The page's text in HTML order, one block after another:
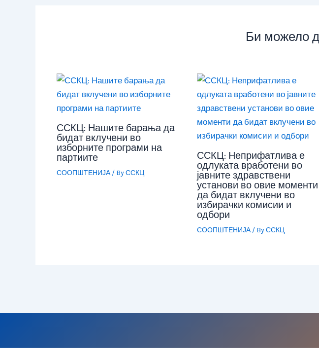
Би можело
ССКЦ: Нашите барања да
бидат вклучени во
изборните програми на
партиите
СООПШТЕНИЈА/ ByССКЦ
ССКЦ: Неприфатлива е
одлуката вработени во
јавните здравствени
установи во овие моменти
да бидат вклучени во
избирачки комисии и
одбори
СООПШТЕНИЈА/ ByССКЦ